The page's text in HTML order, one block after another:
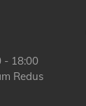
- 18:00
Redus